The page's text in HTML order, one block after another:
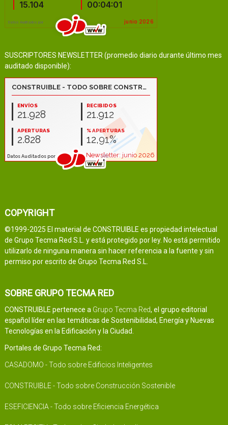
SUSCRIPTORES NEWSLETTER (promedio diario durante último mes
auditado disponible):
COPYRIGHT
©1999-2025 El material de CONSTRUIBLE es propiedad intelectual
de Grupo Tecma Red S.L. y está protegido por ley. No está permitido
utilizarlo de ninguna manera sin hacer referencia a la fuente y sin
permiso por escrito de Grupo Tecma Red S.L.
SOBRE GRUPO TECMA RED
CONSTRUIBLE pertenece a Grupo Tecma Red, el grupo editorial
español líder en las temáticas de Sostenibilidad, Energía y Nuevas
Tecnologías en la Edificación y la Ciudad.
Portales de Grupo Tecma Red:
CASADOMO - Todo sobre Edificios Inteligentes
CONSTRUIBLE - Todo sobre Construcción Sostenible
ESEFICIENCIA - Todo sobre Eficiencia Energética